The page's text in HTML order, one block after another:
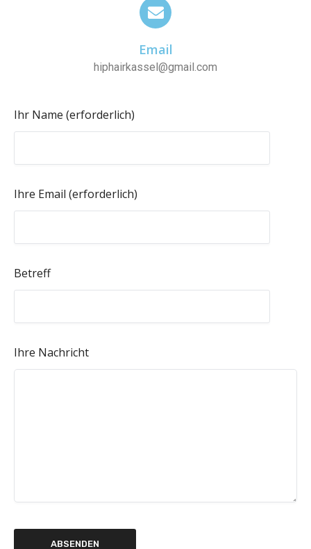
Email
hiphairkassel@gmail.com
Ihr Name (erforderlich)
Ihre Email (erforderlich)
Betreff
Ihre Nachricht